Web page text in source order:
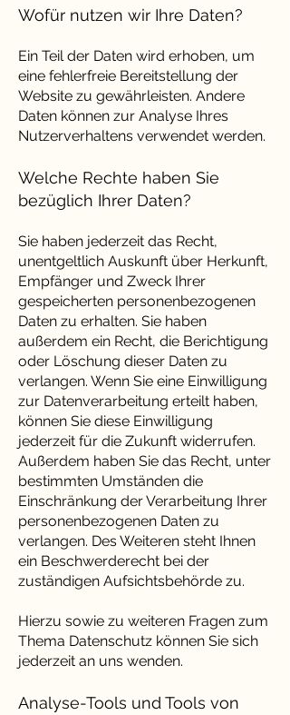
Wofür nutzen wir Ihre Daten?
Ein Teil der Daten wird erhoben, um
eine fehlerfreie Bereitstellung der
Website zu gewährleisten. Andere
Daten können zur Analyse Ihres
Nutzerverhaltens verwendet werden.
Welche Rechte haben Sie
bezüglich Ihrer Daten?
Sie haben jederzeit das Recht,
unentgeltlich Auskunft über Herkunft,
Empfänger und Zweck Ihrer
gespeicherten personenbezogenen
Daten zu erhalten. Sie haben
außerdem ein Recht, die Berichtigung
oder Löschung dieser Daten zu
verlangen. Wenn Sie eine Einwilligung
zur Datenverarbeitung erteilt haben,
können Sie diese Einwilligung
jederzeit für die Zukunft widerrufen.
Außerdem haben Sie das Recht, unter
bestimmten Umständen die
Einschränkung der Verarbeitung Ihrer
personenbezogenen Daten zu
verlangen. Des Weiteren steht Ihnen
ein Beschwerderecht bei der
zuständigen Aufsichtsbehörde zu.
Hierzu sowie zu weiteren Fragen zum
Thema Datenschutz können Sie sich
jederzeit an uns wenden.
Analyse-Tools und Tools von